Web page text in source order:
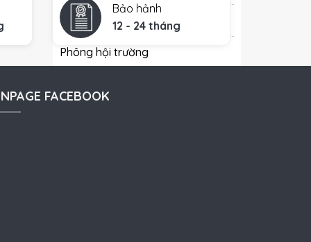
Rèm Cầu Vồng
Phông hội trường
Bảo hảnh
12 - 24 tháng
FACEBOOK